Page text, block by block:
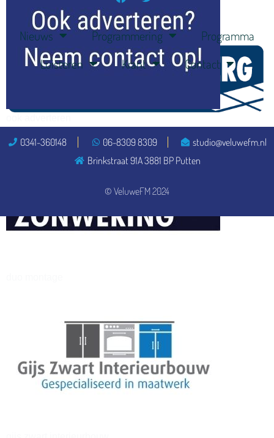
Nieuws Programmering
Programma
Luisteren
Krant Contact
© VeluweFM 2024
0341-360148 06-8309 8309
studio@veluwefm.nl
Brinkstraat 91A 3881 BP Putten